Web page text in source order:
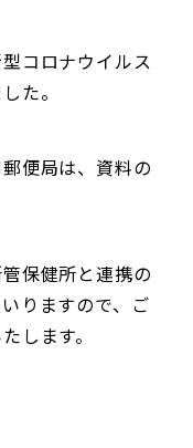
コロナウイルス
た。
便局は、資料の
保健所と連携の
りますので、ご
します。